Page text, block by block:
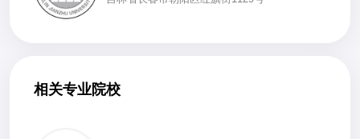
相关专业院校